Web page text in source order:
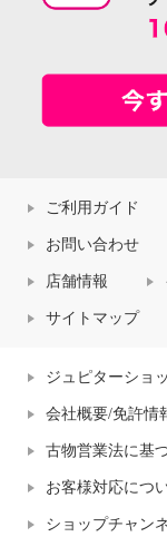
ご利用ガイド
お問い合わせ
店舗情報
サイトマップ
ジュピターショ
会社概要/免許情
古物営業法に基
お客様対応につ
ショップチャン